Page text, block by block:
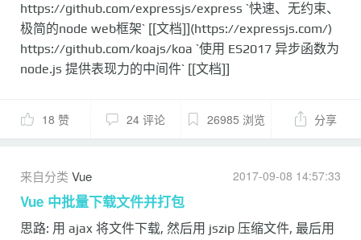
https://github.com/expressjs/express `快速、无约束、
极简的node web框架` [[文档]](https://expressjs.com/)
https://github.com/koajs/koa `使用 ES2017 异步函数为
node.js 提供表现力的中间件` [[文档]]
https://github.com/cheeriojs/cheerio `为服务器特别定
制的，快速、灵活、实施的jQuery核心实现` [[文档]]
README) https://github.com/node-schedule/node-
https://github.com/paulmillr/chokidar `最小和高效的跨
平台文件监视库` https://github.com/shelljs/shelljs
18 赞 24 评论 26985 浏览 分享
来自分类 Vue 2017-09-08 14:57:33
Vue 中批量下载文件并打包
思路: 用 ajax 将文件下载, 然后用 jszip 压缩文件, 最后用